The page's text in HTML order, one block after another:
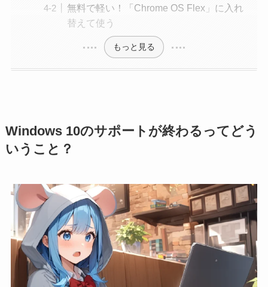
無料で軽い！「Chrome OS Flex」に入れ
替えて使う
もっと見る
Windows 10のサポートが終わるってどう
いうこと？